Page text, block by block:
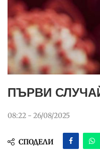
ПЪРВИ
08:22 - 26/08/2025
СПОДЕЛИ